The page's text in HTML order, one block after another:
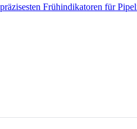
Frühindikatoren für